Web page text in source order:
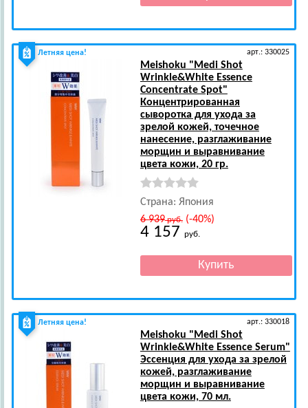
Летняя цена! арт.: 330025
Meishoku "Medi Shot
Wrinkle&White Essence
Concentrate Spot"
Концентрированная
сыворотка для ухода за
зрелой кожей, точечное
нанесение, разглаживание
морщин и выравнивание
цвета кожи, 20 гр.
Страна: Япония
6 939руб.(-40%)
4 157 руб.
Летняя цена! арт.: 330018
Meishoku "Medi Shot
Wrinkle&White Essence Serum"
Эссенция для ухода за зрелой
кожей, разглаживание
морщин и выравнивание
цвета кожи, 70 мл.